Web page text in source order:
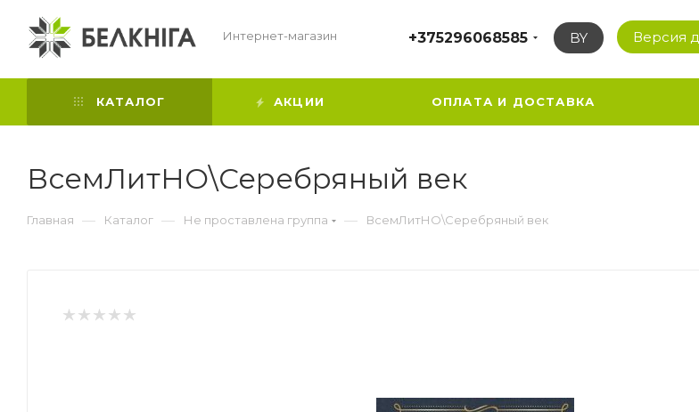
Интернет-магазин +375296068585 BY Версия
КАТАЛОГ АКЦИИ ОПЛАТА И ДОСТАВКА
ВсемЛитНО\Серебряный век
Главная — Каталог — Не проставлена группа — ВсемЛитНО\Серебряный век